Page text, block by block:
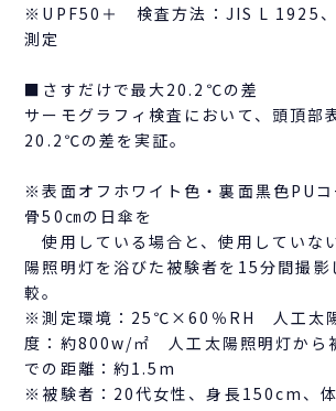
※UPF50＋ 検査方法：JIS L 1925、
測定
■さすだけで最大20.2℃の差
サーモグラフィ検査において、頭頂部
20.2℃の差を実証。
※表面オフホワイト色・裏面黒色PUコ
骨50㎝の日傘を
使用している場合と、使用していな
陽照明灯を浴びた被験者を15分間撮影
較。
※測定環境：25℃×60％RH 人工太
度：約800w/㎡ 人工太陽照明灯から
での距離：約1.5m
※被験者：20代女性、身長150cm、